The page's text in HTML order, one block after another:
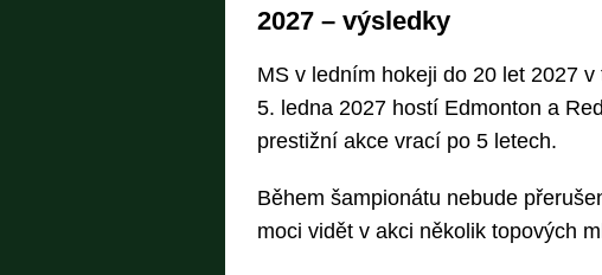
2027 – výsledky
MS v ledním hokeji do 20 let 2027
5. ledna 2027 hostí Edmonton a
prestižní akce vrací po 5 letech.
Během šampionátu nebude
moci vidět v akci několik topových